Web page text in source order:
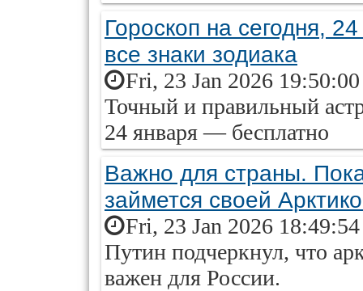
Гороскоп на сегодня,
все знаки зодиака
Fri, 23 Jan 2026
Точный и правильный
24 января — бесплатно
Важно для страны.
займется своей
Fri, 23 Jan 2026
Путин подчеркнул, что
важен для России.